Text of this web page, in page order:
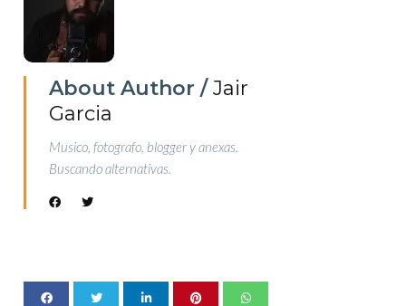
About Author /Jair
Garcia
Musico, fotografo, blogger y anexas.
Buscando alternativas.